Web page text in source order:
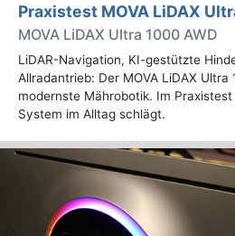
Praxistest MOVA LiDAX
MOVA LiDAX Ultra 1000 AWD
LiDAR-Navigation, KI-gestützte
Allradantrieb: Der MOVA LiDAX
modernste Mährobotik. Im
System im Alltag schlägt.